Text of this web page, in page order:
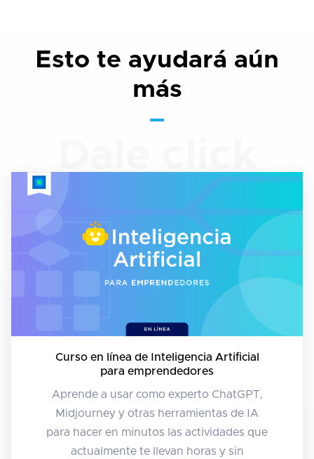
Esto te ayudará aún
más
Curso en línea de Inteligencia Artificial
para emprendedores
Aprende a usar como experto ChatGPT,
Midjourney y otras herramientas de IA
para hacer en minutos las actividades que
actualmente te llevan horas y sin